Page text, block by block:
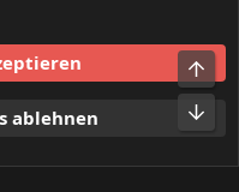
Datenschutz
ablehnen